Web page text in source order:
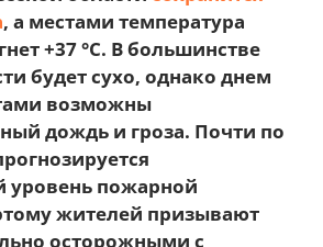
, а местами температура
+37 °С. В большинстве
будет сухо, однако днем
возможны
дождь и гроза. Почти по
уровень пожарной
жителей призывают
осторожными с